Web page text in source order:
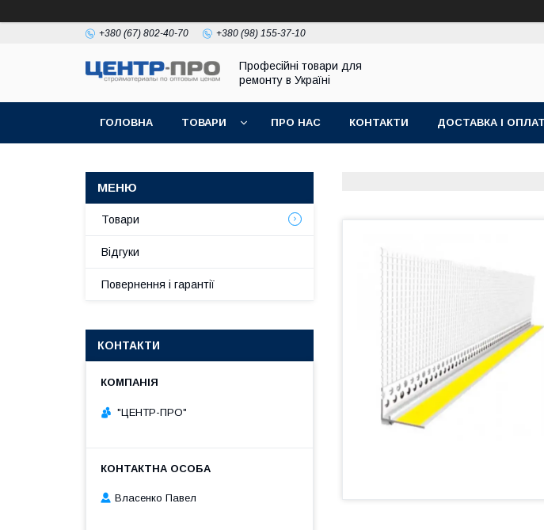
+380 (67) 802-40-70 +380 (98) 155-37-10
Професійні товари для
ремонту в Україні
ГОЛОВНА ТОВАРИ ПРО НАС КОНТАКТИ ДОСТАВКА І
Товари
Відгуки
Повернення і гарантії
КОНТАКТИ
"ЦЕНТР-ПРО"
Власенко Павел